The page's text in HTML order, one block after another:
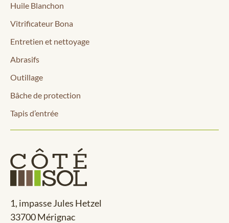
Huile Blanchon
Vitrificateur Bona
Entretien et nettoyage
Abrasifs
Outillage
Bâche de protection
Tapis d’entrée
1, impasse Jules Hetzel
33700 Mérignac